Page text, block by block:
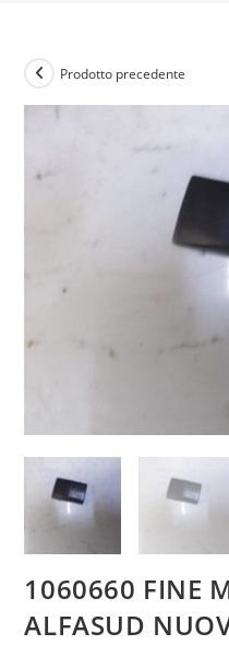
Prodotto precedente
1060660 FINE
ALFASUD